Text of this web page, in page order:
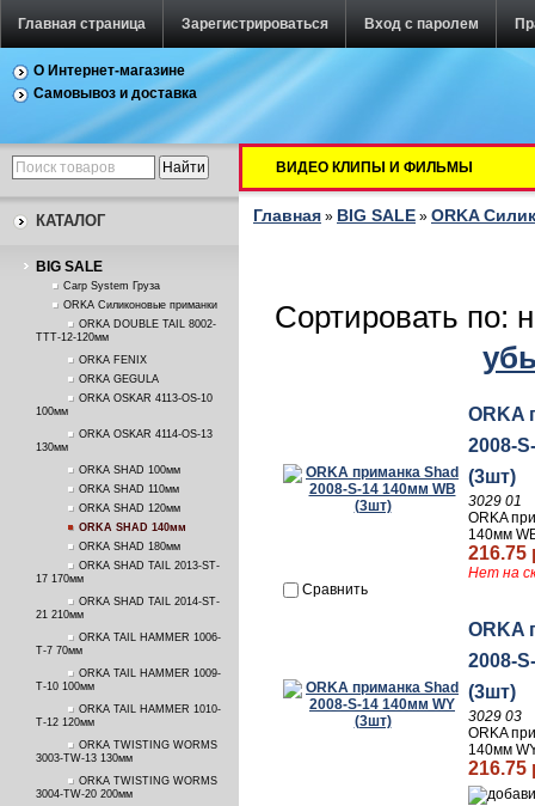
Главная страница Зарегистрироваться Вход с паролем
О Интернет-магазине
Самовывоз и доставка
КАТАЛОГ
BIG SALE
Carp System Груза
ORKA Силиконовые приманки
ORKA DOUBLE TAIL 8002-
TTT-12-120мм
ORKA FENIX
ORKA GEGULA
ORKA OSKAR 4113-OS-10
100мм
ORKA OSKAR 4114-OS-13
130мм
ORKA SHAD 100мм
ORKA SHAD 110мм
ORKA SHAD 120мм
ORKA SHAD 140мм
ORKA SHAD 180мм
ORKA SHAD TAIL 2013-ST-
17 170мм
ORKA SHAD TAIL 2014-ST-
21 210мм
ORKA TAIL HAMMER 1006-
T-7 70мм
ORKA TAIL HAMMER 1009-
T-10 100мм
ORKA TAIL HAMMER 1010-
T-12 120мм
ORKA TWISTING WORMS
3003-TW-13 130мм
ORKA TWISTING WORMS
3004-TW-20 200мм
ВИДЕО КЛИПЫ И ФИЛЬМЫ
Главная » BIG SALE » ORKA
Сортировать по:
ORKA
2008-
(3шт)
3029 01
ORKA
140мм
216.75
Нет на
Сравнить
ORKA
2008-
(3шт)
3029 03
ORKA
140мм
216.75